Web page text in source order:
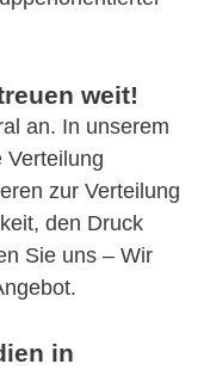
weit!
an. In unserem
Verteilung
zur Verteilung
den Druck
Sie uns – Wir
in